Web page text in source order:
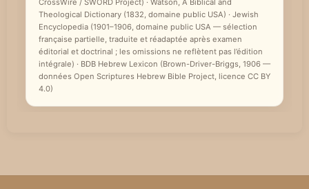
Theological Dictionary (1832, domaine public USA) · Jewish
Encyclopedia (1901–1906, domaine public USA — sélection
française partielle, traduite et réadaptée après examen
éditorial et doctrinal ; les omissions ne reflètent pas l’édition
intégrale) · BDB Hebrew Lexicon (Brown-Driver-Briggs, 1906 —
données Open Scriptures Hebrew Bible Project, licence CC BY
4.0)